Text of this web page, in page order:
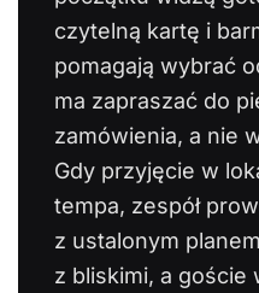
czytelną kartę i
pomagają wybrać
ma zapraszać do
zamówienia, a nie
Gdy przyjęcie w
tempa, zespół
z ustalonym
z bliskimi, a goście